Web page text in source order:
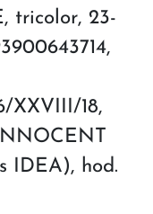
tricolor, 23-
XXVIII/18,
IDEA), hod.